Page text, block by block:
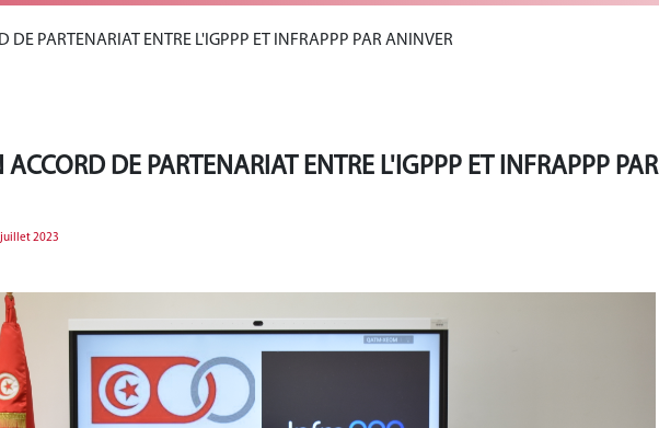
DE PARTENARIAT ENTRE L'IGPPP ET INFRAPPP PAR ANINVER
ACCORD DE PARTENARIAT ENTRE L'IGPPP ET INFRAPPP PAR
2023